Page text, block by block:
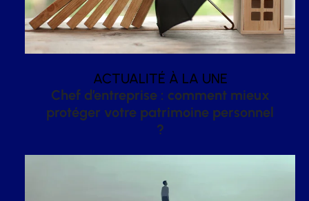
ACTUALITÉ À LA UNE
Chef d’entreprise : comment mieux
protéger votre patrimoine personnel
?